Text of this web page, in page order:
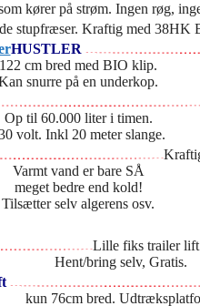
kører på strøm. Ingen røg,
stupfræser. Kraftig med 38HK
HUSTLER
122 cm bred med BIO klip.
snurre på en underkop.
Op til 60.000 liter i timen.
volt. Inkl 20 meter slange.
Varmt vand er bare SÅ
meget bedre end kold!
Tilsætter selv algerens osv.
Lille fiks trailer
Hent/bring selv, Gratis.
kun 76cm bred.